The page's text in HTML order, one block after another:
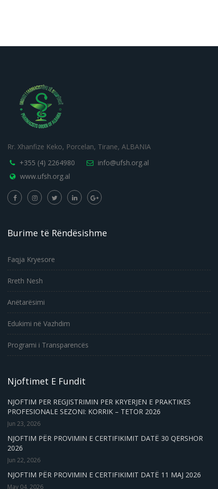
Rr. Xhanfize Keko, Porcelan, Tirane, ALBANIA
+355 (4) 2264980
info@ufsh.org.al
www.ufsh.org.al
Burime të Rëndësishme
Faqja Kryesore
Rreth Nesh
Anëtarësimi
Edukimi në Vazhdim
Programi i Transparencës
Njoftimet E Fundit
NJOFTIM PER REGJISTRIMIN PER KRYERJEN E PRAKTIKES
PROFESIONALE SEZONI: KORRIK – TETOR 2026
Jun 23, 2026
NJOFTIM PËR PROVIMIN E CERTIFIKIMIT DATË 30 QERSHOR
2026
Jun 22, 2026
NJOFTIM PËR PROVIMIN E CERTIFIKIMIT DATË 11 MAJ 2026
May 04, 2026